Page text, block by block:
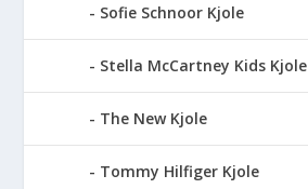
Sofie Schnoor Kjole
Stella McCartney Kids Kjole
The New Kjole
Tommy Hilfiger Kjole